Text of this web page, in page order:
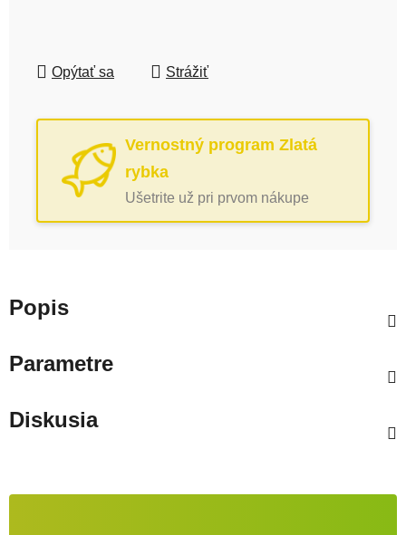
Opýtať sa Strážiť
Vernostný program Zlatá
rybka
Ušetrite už pri prvom nákupe
Popis
Parametre
Diskusia